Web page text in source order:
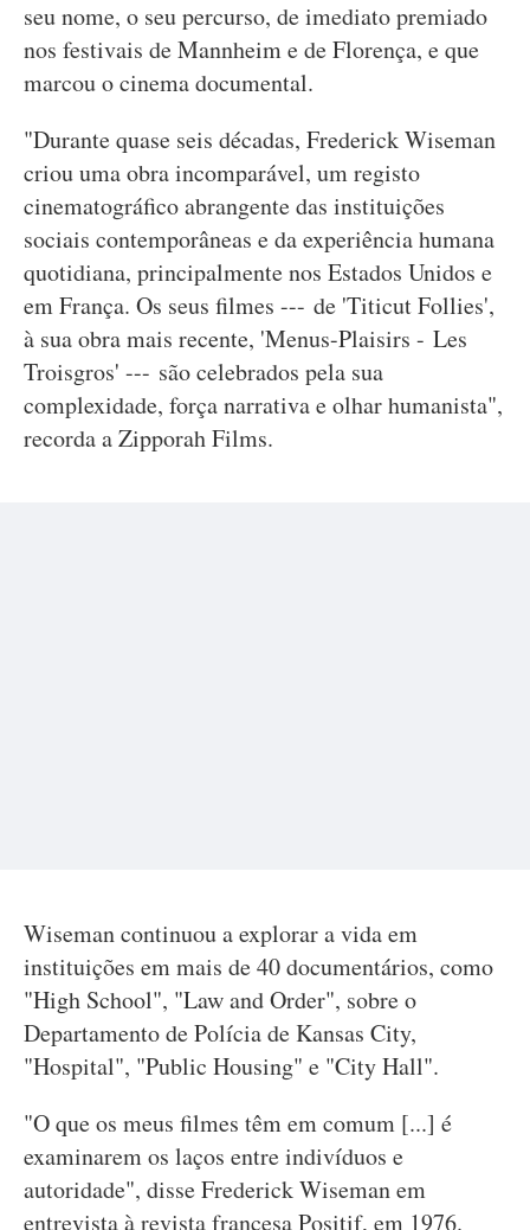
seu nome, o seu percurso, de imediato premiado
nos festivais de Mannheim e de Florença, e que
marcou o cinema documental.
"Durante quase seis décadas, Frederick Wiseman
criou uma obra incomparável, um registo
cinematográfico abrangente das instituições
sociais contemporâneas e da experiência humana
quotidiana, principalmente nos Estados Unidos e
em França. Os seus filmes --- de 'Titicut Follies',
à sua obra mais recente, 'Menus-Plaisirs - Les
Troisgros' --- são celebrados pela sua
complexidade, força narrativa e olhar humanista",
recorda a Zipporah Films.
Wiseman continuou a explorar a vida em
instituições em mais de 40 documentários, como
"High School", "Law and Order", sobre o
Departamento de Polícia de Kansas City,
"Hospital", "Public Housing" e "City Hall".
"O que os meus filmes têm em comum [...] é
examinarem os laços entre indivíduos e
autoridade", disse Frederick Wiseman em
entrevista à revista francesa Positif, em 1976.